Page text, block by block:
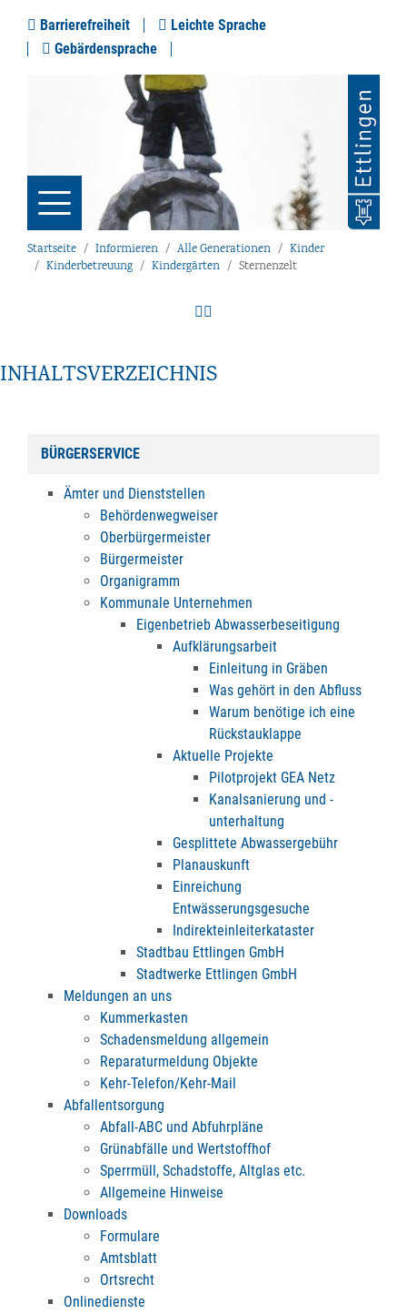
Barrierefreiheit
Leichte Sprache
Gebärdensprache
Startseite Informieren Alle Generationen
Kinder
Kinderbetreuung
Kindergärten Sternenzelt
INHALTSVERZEICHNIS
BÜRGERSERVICE
Ämter und Dienststellen
Behördenwegweiser
Oberbürgermeister
Bürgermeister
Organigramm
Kommunale Unternehmen
Eigenbetrieb Abwasserbeseitigung
Aufklärungsarbeit
Einleitung in Gräben
Was gehört in den Abfluss
Warum benötige ich eine
Rückstauklappe
Aktuelle Projekte
Pilotprojekt GEA Netz
Kanalsanierung und -
unterhaltung
Gesplittete Abwassergebühr
Planauskunft
Einreichung
Entwässerungsgesuche
Indirekteinleiterkataster
Stadtbau Ettlingen GmbH
Stadtwerke Ettlingen GmbH
Meldungen an uns
Kummerkasten
Schadensmeldung allgemein
Reparaturmeldung Objekte
Kehr-Telefon/Kehr-Mail
Abfallentsorgung
Abfall-ABC und Abfuhrpläne
Grünabfälle und Wertstoffhof
Sperrmüll, Schadstoffe, Altglas etc.
Allgemeine Hinweise
Downloads
Formulare
Amtsblatt
Ortsrecht
Onlinedienste